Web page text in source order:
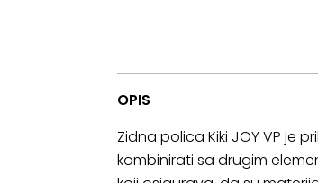
OPIS
Zidna polica Kiki JOY VP je
kombinirati sa drugim